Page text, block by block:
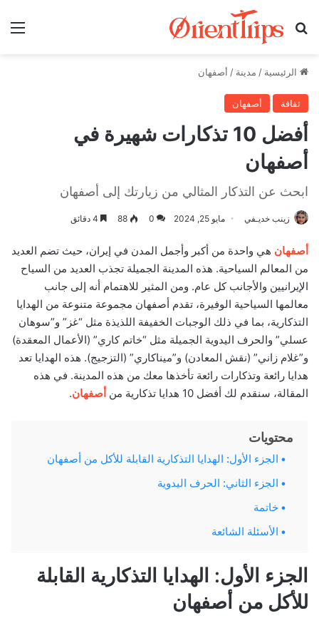
بحث عن
الرئيسية / مدينة / أصفهان
ثقافة أصفهان
أفضل 10 تذكارات شهيرة في
أصفهان
ابحث عن التذكار المثالي من زيارتك إلى أصفهان
زينب خديـفي مايو 25, 2024 0
88
أصفهان هي واحدة من أكبر وأجمل المدن في إيران، حيث تضم العديد
من المعالم السياحية. هذه المدينة الجميلة تجذب العديد من السياح
الإيرانيين والأجانب كل عام. ومن المثير للاهتمام أنه إلى جانب
معالمها السياحية الوفيرة، تقدم أصفهان مجموعة متنوعة من الهدايا
التذكارية، بما في ذلك الوجبات الخفيفة اللذيذة مثل “غز” و”سوهان
عسلي” والحرف اليدوية الجميلة مثل “خاتم كاري” (الأعمال المعقدة)
و”غلام زاني” (نقش المعادن) و”ميناكاري” (التزجيج). هذه الهدايا تعد
هدايا رائعة وتذكارات رائعة تأخذها معك من هذه المدينة. في هذه
المقالة، سنقدم لك أفضل 10 هدايا تذكارية من
أصفهان.
محتويات
الجزء الأول: الهدايا التذكارية القابلة للأكل من أصفهان
الجزء الثاني: الحرف اليدوية
خاتمة
الأسئلة الشائعة
الجزء الأول: الهدايا التذكارية القابلة
للأكل من أصفهان